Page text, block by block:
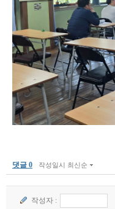
댓글 0 작성일시 최신순
작성자 :